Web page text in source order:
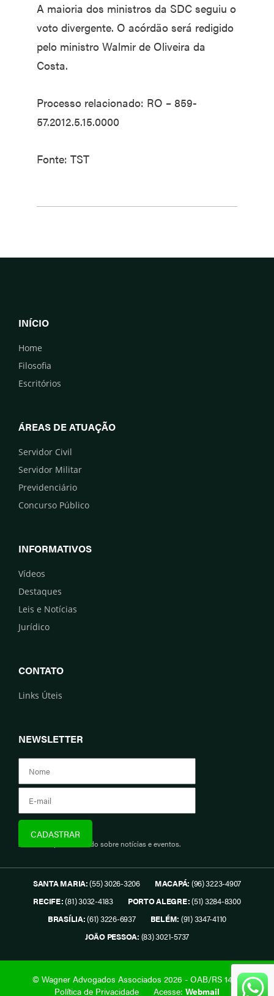
A maioria dos ministros da SDC seguiu o
voto divergente. O acórdão será redigido
pelo ministro Walmir de Oliveira da
Costa.
Processo relacionado: RO – 859-
57.2012.5.15.0000
Fonte: TST
INÍCIO
Home
Filosofia
Escritórios
ÁREAS DE ATUAÇÃO
Servidor Civil
Servidor Militar
Previdenciário
Concurso Público
INFORMATIVOS
Vídeos
Destaques
Leis e Notícias
Jurídico
CONTATO
Links Úteis
NEWSLETTER
Assine e fique informado sobre notícias e eventos.
SANTA MARIA:(55) 3026-3206 MACAPÁ: (96) 3223-4907
RECIFE:(81) 3032-4183 PORTO ALEGRE:(51) 3284-8300
BRASÍLIA:(61) 3226-6937 BELÉM: (91) 3347-4110
JOÃO PESSOA: (83) 3021-5737
© Wagner Advogados Associados 2026 - OAB/RS 1419.
Política de Privacidade
Acesse: Webmail